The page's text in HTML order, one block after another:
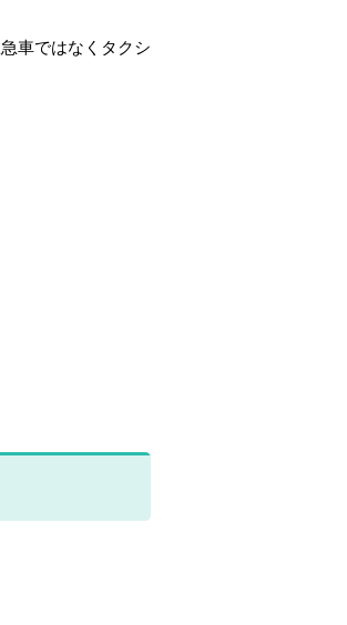
車ではなくタクシ